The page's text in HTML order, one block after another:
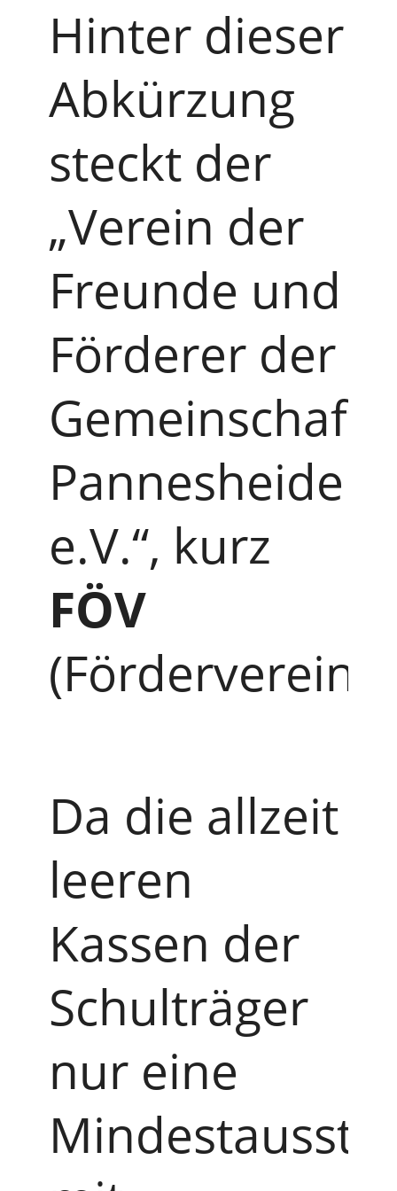
Hinter dieser
Abkürzung
steckt der
„Verein der
Freunde und
Förderer der
Pannesheide
e.V.“, kurz
FÖV
(Förderverein).
Da die allzeit
leeren
Kassen der
Schulträger
nur eine